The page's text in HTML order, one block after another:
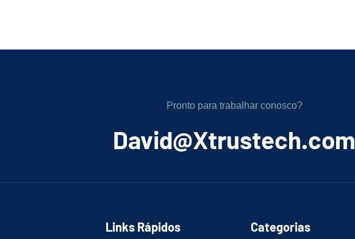
Pronto para trabalhar conosco?
﻿David@Xtrustech.com
Links Rápidos Categorias